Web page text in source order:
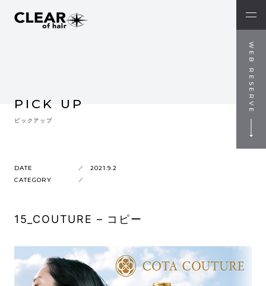
WEB RESERVE
PICK UP
ピックアップ
DATE
2021.9.2
CATEGORY
15_COUTURE – コピー